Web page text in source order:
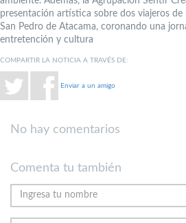
presentación artística sobre dos viajeros de
San Pedro de Atacama, coronando una
entretención y cultura
COMPARTIR LA NOTICIA A TRAVÉS DE:
Enviar a un amigo
No hay comentarios
Comenta tu también